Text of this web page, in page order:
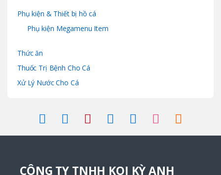
Phụ kiện & Thiết bị hồ cá
Phụ kiện Megamenu Item
Thức ăn
Thuốc Trị Bệnh Cho Cá
Xử Lý Nước Cho Cá
CÔNG TY TNHH KOI KỲ ANH